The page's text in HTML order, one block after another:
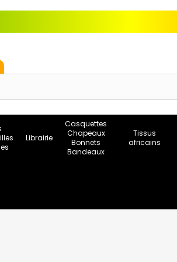
Librairie
Casquettes
Chapeaux
Bonnets
Bandeaux
Tissus
africains